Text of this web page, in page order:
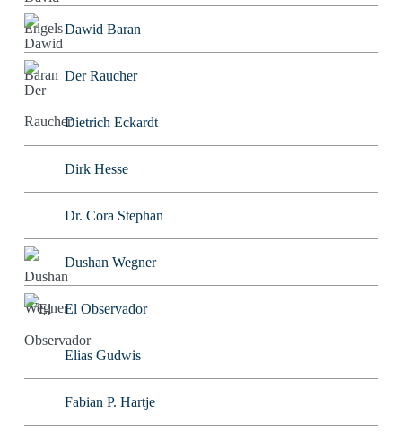
Dawid Baran
Der Raucher
Dietrich Eckardt
Dirk Hesse
Dr. Cora Stephan
Dushan Wegner
El Observador
Elias Gudwis
Fabian P. Hartje